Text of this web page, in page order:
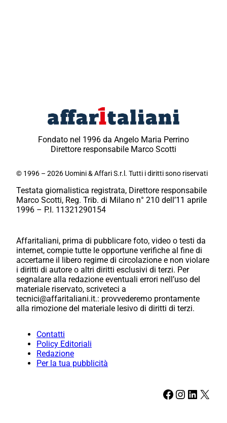
Fondato nel 1996 da Angelo Maria Perrino
Direttore responsabile Marco Scotti
© 1996 – 2026 Uomini & Affari S.r.l. Tutti i diritti sono riservati
Testata giornalistica registrata, Direttore responsabile
Marco Scotti, Reg. Trib. di Milano n° 210 dell’11 aprile
1996 – P.I. 11321290154
Affaritaliani, prima di pubblicare foto, video o testi da
internet, compie tutte le opportune verifiche al fine di
accertarne il libero regime di circolazione e non violare
i diritti di autore o altri diritti esclusivi di terzi. Per
segnalare alla redazione eventuali errori nell’uso del
materiale riservato, scriveteci a
tecnici@affaritaliani.it.: provvederemo prontamente
alla rimozione del materiale lesivo di diritti di terzi.
Contatti
Policy Editoriali
Redazione
Per la tua pubblicità
Facebook Instagram LinkedIn X